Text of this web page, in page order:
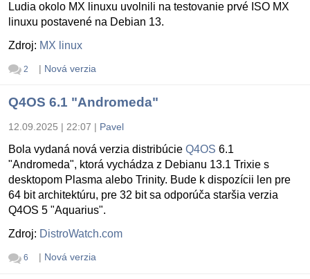
Ludia okolo MX linuxu uvolnili na testovanie prvé ISO MX
linuxu postavené na Debian 13.
Zdroj: MX linux
2 | Nová verzia
Q4OS 6.1 "Andromeda"
12.09.2025 | 22:07 | Pavel
Bola vydaná nová verzia distribúcie Q4OS 6.1
"Andromeda", ktorá vychádza z Debianu 13.1 Trixie s
desktopom Plasma alebo Trinity. Bude k dispozícii len pre
64 bit architektúru, pre 32 bit sa odporúča staršia verzia
Q4OS 5 "Aquarius".
Zdroj: DistroWatch.com
6 | Nová verzia